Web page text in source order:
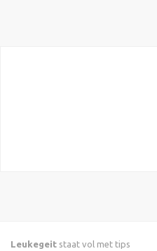
Leukegeit staat vol met tips